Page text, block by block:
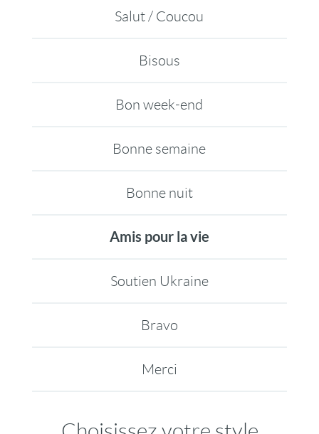
Salut / Coucou
Bisous
Bon week-end
Bonne semaine
Bonne nuit
Amis pour la vie
Soutien Ukraine
Bravo
Merci